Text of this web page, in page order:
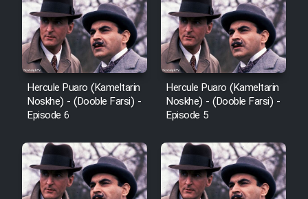
Hercule Puaro (Kameltarin
Noskhe) - (Dooble Farsi) -
Episode 6
Hercule Puaro (Kameltarin
Noskhe) - (Dooble Farsi) -
Episode 5